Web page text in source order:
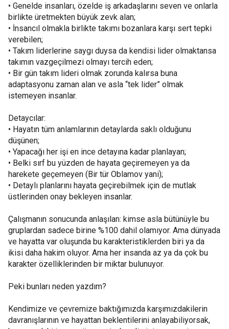
• Genelde insanları, özelde iş arkadaşlarını seven ve onlarla
birlikte üretmekten büyük zevk alan;
• İnsancıl olmakla birlikte takımı bozanlara karşı sert tepki
verebilen;
• Takım liderlerine saygı duysa da kendisi lider olmaktansa
takımın vazgeçilmezi olmayı tercih eden;
• Bir gün takım lideri olmak zorunda kalırsa buna
adaptasyonu zaman alan ve asla “tek lider” olmak
istemeyen insanlar.
Detaycılar:
• Hayatın tüm anlamlarının detaylarda saklı olduğunu
düşünen;
• Yapacağı her işi en ince detayına kadar planlayan;
• Belki sırf bu yüzden de hayata geçiremeyen ya da
harekete geçemeyen (Bir tür Oblamov yani);
• Detaylı planlarını hayata geçirebilmek için de mutlak
üstlerinden onay bekleyen insanlar.
Çalışmanın sonucunda anlaşılan: kimse asla bütünüyle bu
gruplardan sadece birine %100 dahil olamıyor. Ama dünyada
ve hayatta var oluşunda bu karakteristiklerden biri ya da
ikisi daha hakim oluyor. Ama her insanda az ya da çok bu
karakter özelliklerinden bir miktar bulunuyor.
Peki bunları neden yazdım?
Kendimize ve çevremize baktığımızda karşımızdakilerin
davranışlarının ve hayattan beklentilerini anlayabiliyorsak,